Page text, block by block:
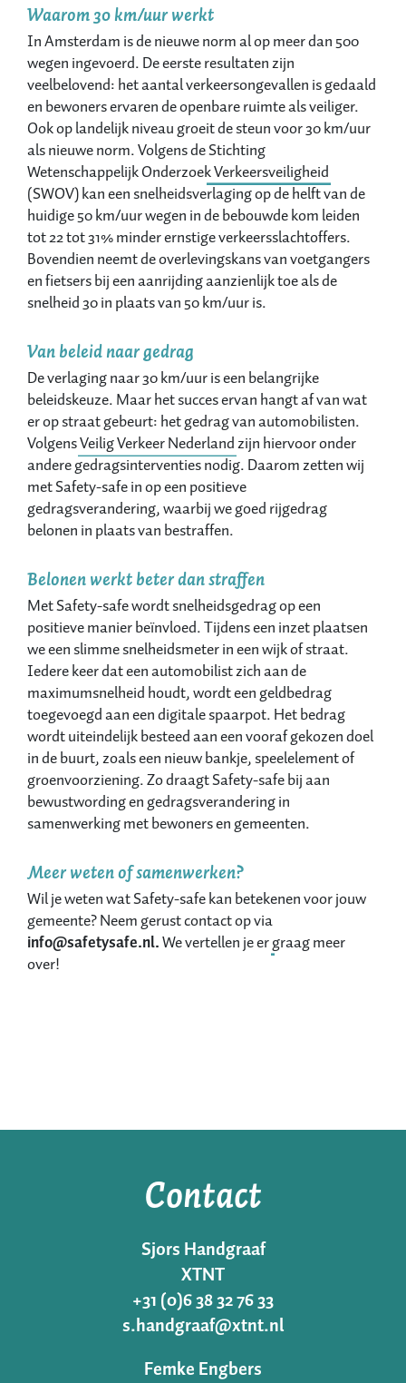
Waarom 30 km/uur werkt
In Amsterdam is de nieuwe norm al op meer dan 500
wegen ingevoerd. De eerste resultaten zijn
veelbelovend: het aantal verkeersongevallen is gedaald
en bewoners ervaren de openbare ruimte als veiliger.
Ook op landelijk niveau groeit de steun voor 30 km/uur
als nieuwe norm. Volgens deStichting
Wetenschappelijk Onderzoek Verkeersveiligheid
(SWOV) kan een snelheidsverlaging op de helft van de
huidige 50 km/uur wegen in de bebouwde kom leiden
tot 22 tot 31% minder ernstige verkeersslachtoffers.
Bovendien neemt de overlevingskans van voetgangers
en fietsers bij een aanrijding aanzienlijk toe als de
snelheid 30 in plaats van 50 km/uur is.
Van beleid naar gedrag
De verlaging naar 30 km/uur is een belangrijke
beleidskeuze. Maar het succes ervan hangt af van wat
er op straat gebeurt: het gedrag van automobilisten.
VolgensVeilig Verkeer Nederlandzijn hiervoor onder
andere gedragsinterventies nodig. Daarom zetten wij
met Safety-safe in op een positieve
gedragsverandering, waarbij we goed rijgedrag
belonen in plaats van bestraffen.
Belonen werkt beter dan straffen
Met Safety-safe wordt snelheidsgedrag op een
positieve manier beïnvloed. Tijdens een inzet plaatsen
we een slimme snelheidsmeter in een wijk of straat.
Iedere keer dat een automobilist zich aan de
maximumsnelheid houdt, wordt een geldbedrag
toegevoegd aan een digitale spaarpot. Het bedrag
wordt uiteindelijk besteed aan een vooraf gekozen doel
in de buurt, zoals een nieuw bankje, speelelement of
groenvoorziening. Zo draagt Safety-safe bij aan
bewustwording en gedragsverandering in
samenwerking met bewoners en gemeenten.
Meer weten of samenwerken?
Wil je weten wat Safety-safe kan betekenen voor jouw
gemeente? Neem gerust contact op via
info@safetysafe.nl.We vertellen je er graag meer
over!
Contact
Sjors Handgraaf
XTNT
+31 (0)6 38 32 76 33
s.handgraaf@xtnt.nl
Femke Engbers